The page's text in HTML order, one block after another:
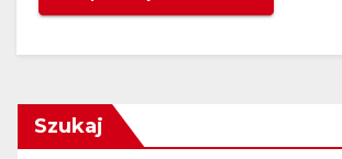
Szukaj